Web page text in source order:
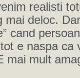
realisti
mai deloc.
cand
e naspa ca
mai mult